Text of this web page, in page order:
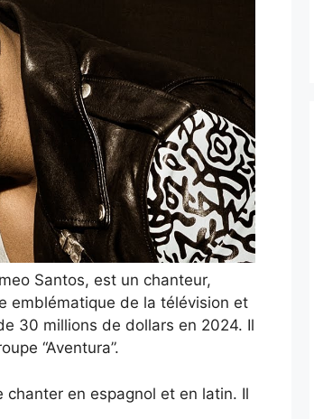
Santos, est un chanteur,
emblématique de la télévision et
30 millions de dollars en 2024. Il
“Aventura”.
chanter en espagnol et en latin. Il